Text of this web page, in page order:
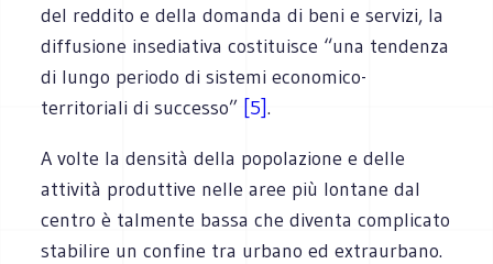
del reddito e della domanda di beni e servizi, la
diffusione insediativa costituisce “una tendenza
di lungo periodo di sistemi economico-
territoriali di successo” [5].
A volte la densità della popolazione e delle
attività produttive nelle aree più lontane dal
centro è talmente bassa che diventa complicato
stabilire un confine tra urbano ed extraurbano.